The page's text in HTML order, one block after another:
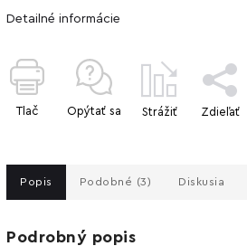
Detailné informácie
Tlač Opýtať sa Strážiť Zdieľať
Popis Podobné (3) Diskusia
Podrobný popis